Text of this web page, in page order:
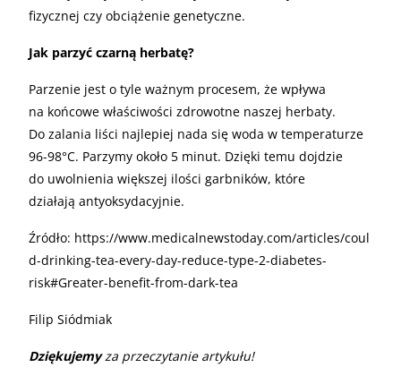
fizycznej czy obciążenie genetyczne.
Jak parzyć czarną herbatę?
Parzenie jest o tyle ważnym procesem, że wpływa
na końcowe właściwości zdrowotne naszej herbaty.
Do zalania liści najlepiej nada się woda w temperaturze
96-98°C. Parzymy około 5 minut. Dzięki temu dojdzie
do uwolnienia większej ilości garbników, które
działają antyoksydacyjnie.
Źródło: https://www.medicalnewstoday.com/articles/coul
d-drinking-tea-every-day-reduce-type-2-diabetes-
risk#Greater-benefit-from-dark-tea
Filip Siódmiak
Dziękujemyza przeczytanie artykułu!